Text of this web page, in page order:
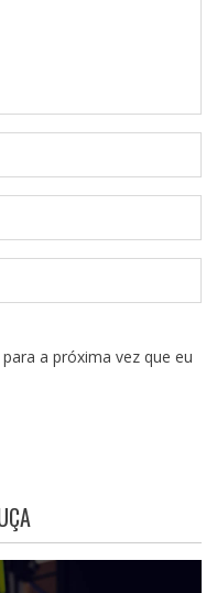
a próxima vez que eu